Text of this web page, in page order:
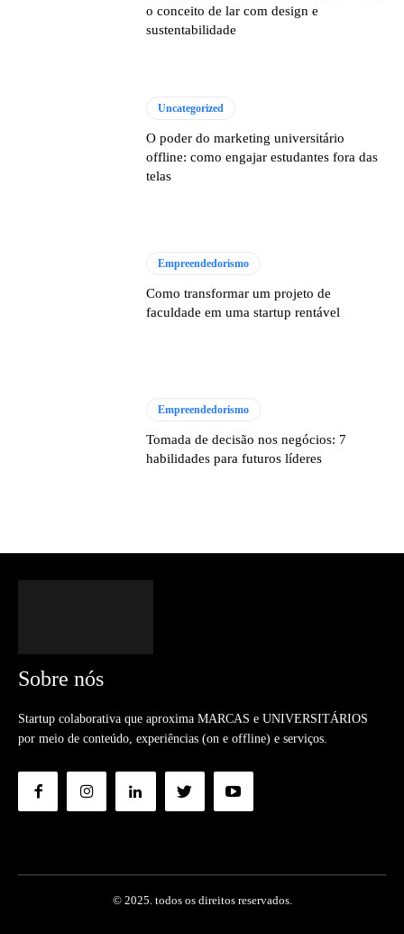
o conceito de lar com design e
sustentabilidade
Uncategorized
O poder do marketing universitário
offline: como engajar estudantes fora das
telas
Empreendedorismo
Como transformar um projeto de
faculdade em uma startup rentável
Empreendedorismo
Tomada de decisão nos negócios: 7
habilidades para futuros líderes
Sobre nós
Startup colaborativa que aproxima MARCAS e UNIVERSITÁRIOS
por meio de conteúdo, experiências (on e offline) e serviços.
© 2025. todos os direitos reservados.